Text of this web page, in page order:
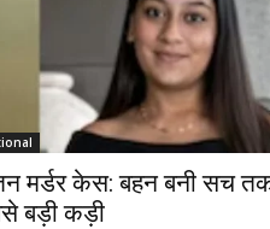
मर्डर केस: बहन बनी सच
बड़ी कड़ी